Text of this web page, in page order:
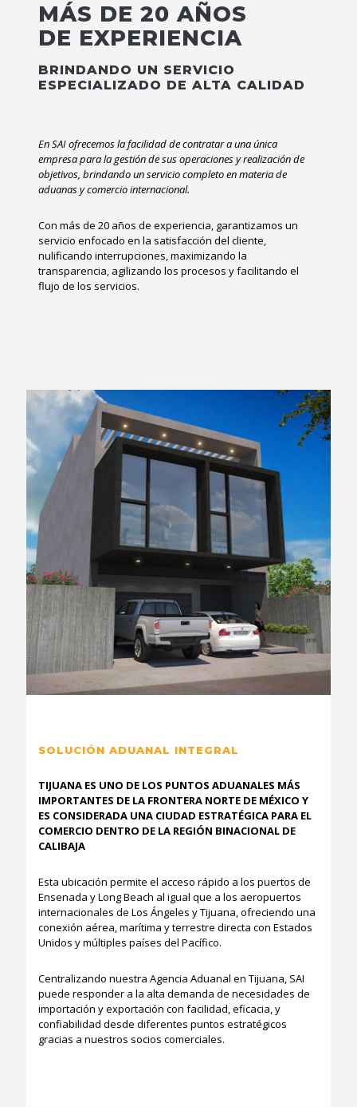
MÁS DE 20 AÑOS
DE EXPERIENCIA
BRINDANDO UN SERVICIO
ESPECIALIZADO DE ALTA CALIDAD
En SAI ofrecemos la facilidad de contratar a una única
empresa para la gestión de sus operaciones y realización de
objetivos, brindando un servicio completo en materia de
aduanas y comercio internacional.
Con más de 20 años de experiencia, garantizamos un
servicio enfocado en la satisfacción del cliente,
nulificando interrupciones, maximizando la
transparencia, agilizando los procesos y facilitando el
flujo de los servicios.
Tijuana es uno de los puntos aduanales más importantes de la
frontera norte de México y es considerada una ciudad
estratégica para el comercio dentro de la región binacional de
Calibaja
Esta ubicación permite el acceso rápido a los puertos de
Ensenada y Long Beach al igual que a los aeropuertos
internacionales de Los Ángeles y Tijuana, ofreciendo una
conexión aérea, marítima y terrestre directa con Estados
Unidos y múltiples países del Pacífico.
Centralizando nuestra Agencia Aduanal en Tijuana, SAI
puede responder a la alta demanda de necesidades de
importación y exportación con facilidad, eficacia, y
confiabilidad desde diferentes puntos estratégicos
gracias a nuestros socios comerciales.
SOLUCIÓN ADUANAL INTEGRAL
TIJUANA ES UNO DE LOS PUNTOS ADUANALES MÁS
IMPORTANTES DE LA FRONTERA NORTE DE MÉXICO Y
ES CONSIDERADA UNA CIUDAD ESTRATÉGICA PARA EL
COMERCIO DENTRO DE LA REGIÓN BINACIONAL DE
CALIBAJA
Esta ubicación permite el acceso rápido a los puertos de
Ensenada y Long Beach al igual que a los aeropuertos
internacionales de Los Ángeles y Tijuana, ofreciendo una
conexión aérea, marítima y terrestre directa con Estados
Unidos y múltiples países del Pacífico.
Centralizando nuestra Agencia Aduanal en Tijuana, SAI
puede responder a la alta demanda de necesidades de
importación y exportación con facilidad, eficacia, y
confiabilidad desde diferentes puntos estratégicos
gracias a nuestros socios comerciales.